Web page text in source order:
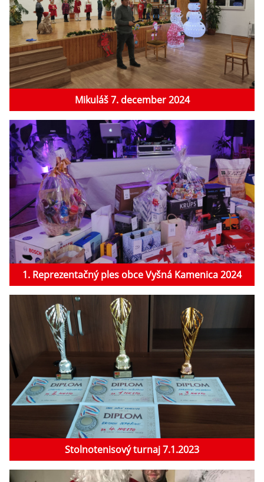
Mikuláš 7. december 2024
1. Reprezentačný ples obce Vyšná Kamenica 2024
Stolnotenisový turnaj 7.1.2023